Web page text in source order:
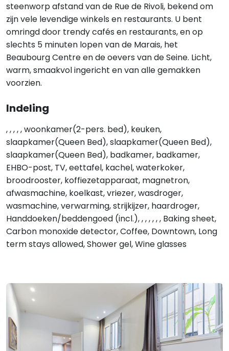
steenworp afstand van de Rue de Rivoli, bekend om
zijn vele levendige winkels en restaurants. U bent
omringd door trendy cafés en restaurants, en op
slechts 5 minuten lopen van de Marais, het
Beaubourg Centre en de oevers van de Seine. Licht,
warm, smaakvol ingericht en van alle gemakken
voorzien.
Indeling
, , , , , woonkamer(2-pers. bed), keuken,
slaapkamer(Queen Bed), slaapkamer(Queen Bed),
slaapkamer(Queen Bed), badkamer, badkamer,
EHBO-post, TV, eettafel, kachel, waterkoker,
broodrooster, koffiezetapparaat, magnetron,
afwasmachine, koelkast, vriezer, wasdroger,
wasmachine, verwarming, strijkijzer, haardroger,
Handdoeken/beddengoed (incl.), , , , , , , Baking sheet,
Carbon monoxide detector, Coffee, Downtown, Long
term stays allowed, Shower gel, Wine glasses